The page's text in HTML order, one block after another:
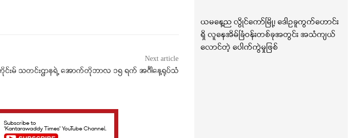
Next article
င်းမ် သတင်းဌာနရဲ့ အောက်တိုဘာလ ၁၅ ရက် အင်္ဂါနေ့ရုပ်သံ
ယမနေ့ည လွိုင်ကော်မြို့၊ ဒေါဥခူကွက်ဟောင်း
ရှိ လူနေအိမ်ခြံဝန်းတစ်ခုအတွင်း အသံကျယ်
လောင်တဲ့ ပေါက်ကွဲမှုဖြစ်